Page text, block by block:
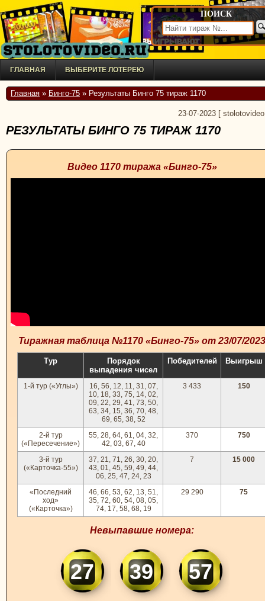
ПОИСК
ГЛАВНАЯ ВЫБЕРИТЕ ЛОТЕРЕЮ
Главная » Бинго-75 » Результаты Бинго 75 тираж 1170
23-07-2023
РЕЗУЛЬТАТЫ БИНГО 75 ТИРАЖ 1170
Видео 1170 тиража «Бинго-75»
Тиражная таблица №1170 «Бинго-75» от 23/07/2023
Тур
Порядок
выпадения чисел
Победителей Выигрыш
1-й тур («Углы»)
16, 56, 12, 11, 31, 07,
10, 18, 33, 75, 14, 02,
09, 22, 29, 41, 73, 50,
63, 34, 15, 36, 70, 48,
69, 65, 38, 52
3 433 150
2-й тур
(«Пересечение»)
55, 28, 64, 61, 04, 32,
42, 03, 67, 40
370 750
3-й тур
(«Карточка-55»)
37, 21, 71, 26, 30, 20,
43, 01, 45, 59, 49, 44,
06, 25, 47, 24, 23
7 15 000
«Последний
ход»
(«Карточка»)
46, 66, 53, 62, 13, 51,
35, 72, 60, 54, 08, 05,
74, 17, 58, 68, 19
29 290 75
Невыпавшие номера:
27 39 57